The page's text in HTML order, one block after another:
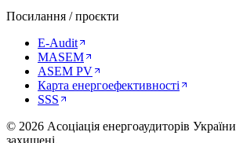
Посилання / проєкти
E-Audit
MASEM
ASEM PV
Карта енергоефективності
SSS
© 2026 Асоціація енергоаудиторів України
захищені.